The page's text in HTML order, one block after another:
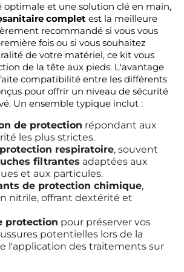
optimale et une solution clé en main,
complet est la meilleure
recommandé si vous vous
fois ou si vous souhaitez
de votre matériel, ce kit vous
de la tête aux pieds. L'avantage
compatibilité entre les différents
pour offrir un niveau de sécurité
Un ensemble typique inclut :
de protection répondant aux
les plus strictes.
respiratoire, souvent
filtrantes adaptées aux
et aux particules.
de protection chimique,
nitrile, offrant dextérité et
protection pour préserver vos
potentielles lors de la
l'application des traitements sur